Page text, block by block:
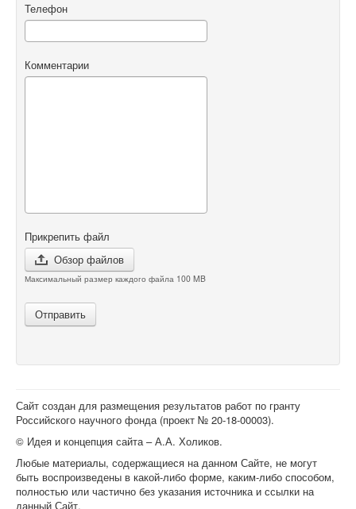
Телефон
Комментарии
Прикрепить файл
Обзор файлов
Максимальный размер каждого файла 100 MB
Отправить
Сайт создан для размещения результатов работ по гранту
Российского научного фонда (проект № 20-18-00003).
© Идея и концепция сайта – А.А. Холиков.
Любые материалы, содержащиеся на данном Сайте, не могут
быть воспроизведены в какой-либо форме, каким-либо способом,
полностью или частично без указания источника и ссылки на
данный Сайт.